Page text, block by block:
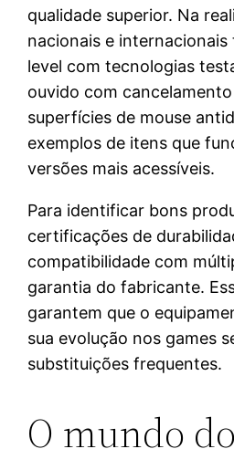
qualidade superior. Na
nacionais e
level com tecnologias
ouvido com
superfícies de mouse
exemplos de itens que
versões mais acessíveis.
Para identificar bons
certificações de
compatibilidade com
garantia do fabricante.
garantem que o
sua evolução nos games
substituições frequentes.
O mundo